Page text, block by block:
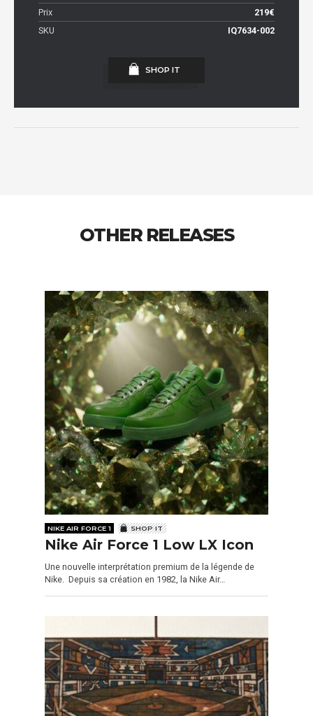
Prix
219€
SKU
IQ7634-002
SHOP IT
OTHER RELEASES
NIKE AIR FORCE 1 SHOP IT
Nike Air Force 1 Low LX Icon
Une nouvelle interprétation premium de la légende de
Nike. Depuis sa création en 1982, la Nike Air…